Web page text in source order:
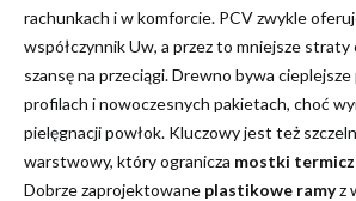
rachunkach i w komforcie. PCV zwykle
współczynnik Uw, a przez to mniejsze straty
szansę na przeciągi. Drewno bywa
profilach i nowoczesnych pakietach, choć
pielęgnacji powłok. Kluczowy jest też
warstwowy, który ogranicza mostki
Dobrze zaprojektowane plastikowe ramyz